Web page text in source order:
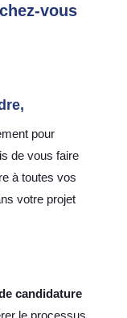
vous
pour
de vous faire
à toutes vos
votre projet
candidature
le processus